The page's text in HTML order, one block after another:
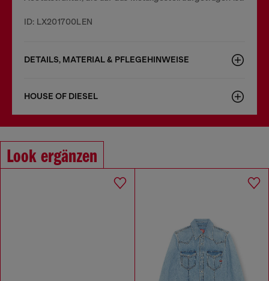
ID: LX201700LEN
DETAILS, MATERIAL & PFLEGEHINWEISE
HOUSE OF DIESEL
Look ergänzen